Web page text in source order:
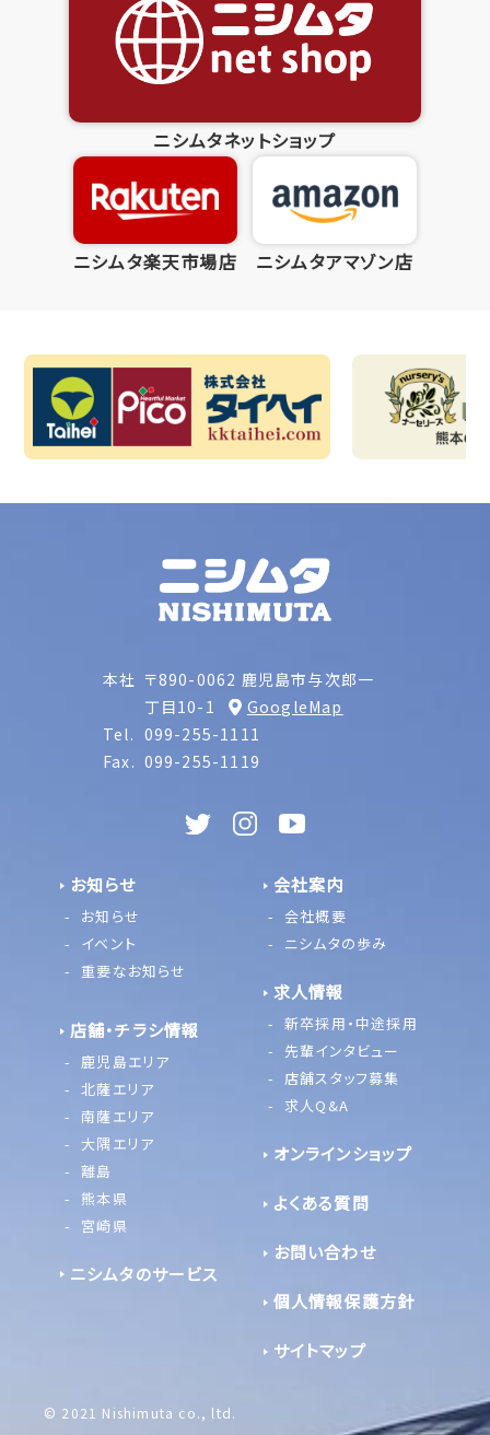
ニシムタネットショップ
ニシムタ楽天市場店 ニシムタアマゾン店
本社 〒890-0062 鹿児島市与次郎一
丁目10-1
GoogleMap
Tel. 099-255-1111
Fax. 099-255-1119
お知らせ
お知らせ
イベント
重要なお知らせ
店舗・チラシ情報
鹿児島エリア
北薩エリア
南薩エリア
大隅エリア
離島
熊本県
宮崎県
ニシムタのサービス
会社案内
会社概要
ニシムタの歩み
求人情報
新卒採用・中途採用
先輩インタビュー
店舗スタッフ募集
求人Q&A
オンラインショップ
よくある質問
お問い合わせ
個人情報保護方針
サイトマップ
© 2021 Nishimuta co., ltd.